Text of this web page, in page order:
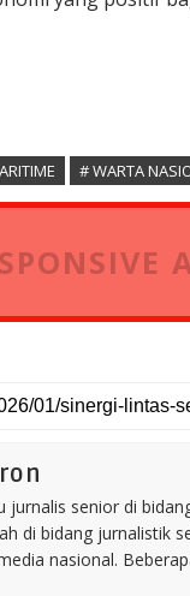
# WARTA
jurnalis senior di
di bidang jurnalistik
nasional.